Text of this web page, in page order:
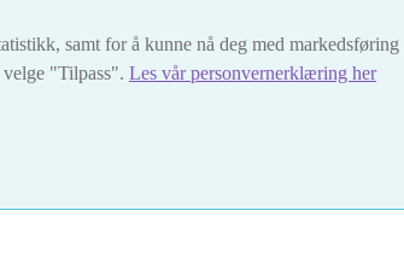
samt for å kunne nå deg med markedsføring
velge "Tilpass". Les vår personvernerklæring her